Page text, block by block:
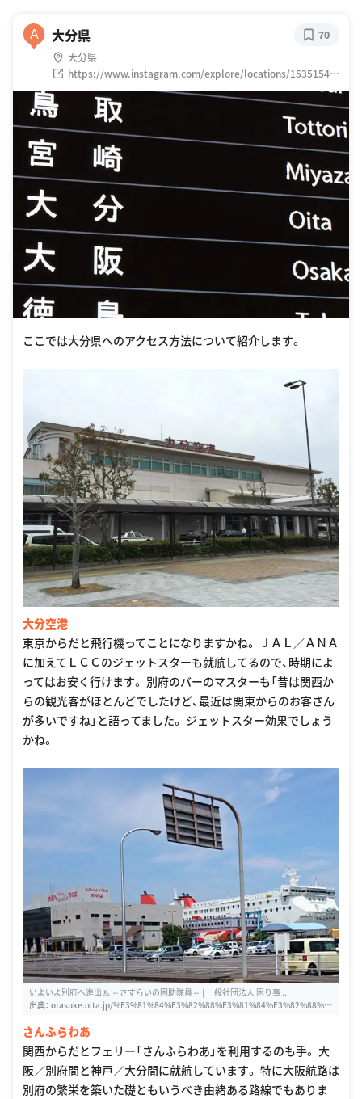
A 大分県
大分県
https://www.instagram.com/explore/locations/15351540
26584465
70
ここでは大分県へのアクセス方法について紹介します。
大分空港
東京からだと飛行機ってことになりますかね。 ＪＡＬ／ＡＮＡ
に加えてＬＣＣのジェットスターも就航してるので、時期によ
ってはお安く行けます。 別府のバーのマスターも「昔は関西か
らの観光客がほとんどでしたけど、最近は関東からのお客さん
が多いですね」と語ってました。 ジェットスター効果でしょう
かね。
いよいよ別府へ進出♨ ～さすらいの困助隊員～ | 一般社団法人 困り事 ...
出典： otasuke.oita.jp/%E3%81%84%E3%82%88%E3%81%84%E3%82%88%E
E3%80%80%EF%BD%9E%E3%81%95%E3%81%99%E3%82%89%E3%81%8
4%E3%81%AE%E5%9B%B0%E5%8A%A9%E9%9A%8A%E5%93%A1%EF%BD%
9E
さんふらわあ
関西からだとフェリー「さんふらわあ」を利用するのも手。 大
阪／別府間と神戸／大分間に就航しています。 特に大阪航路は
別府の繁栄を築いた礎ともいうべき由緒ある路線でもありま